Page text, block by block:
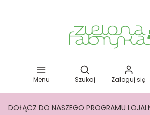
Menu
Otwórz
Szukaj Zaloguj się
DOŁĄCZ DO NASZEGO PROGRAMU